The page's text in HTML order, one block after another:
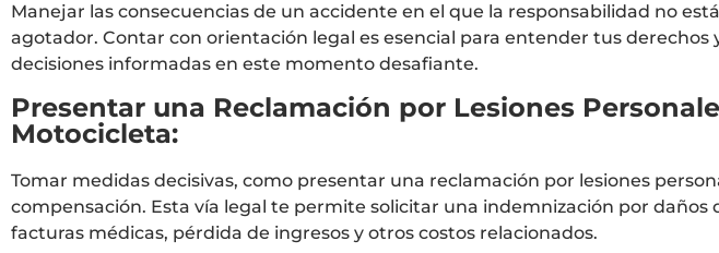
Manejar las consecuencias de un accidente en el que la responsabilidad no
agotador. Contar con orientación legal es esencial para entender tus
decisiones informadas en este momento desafiante.
Presentar una Reclamación por Lesiones
Motocicleta:
Tomar medidas decisivas, como presentar una reclamación por lesiones
compensación. Esta vía legal te permite solicitar una indemnización por daños
facturas médicas, pérdida de ingresos y otros costos relacionados.